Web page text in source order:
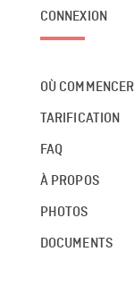
CONNEXION
OÙ COMMENCER
TARIFICATION
FAQ
À PROPOS
PHOTOS
DOCUMENTS